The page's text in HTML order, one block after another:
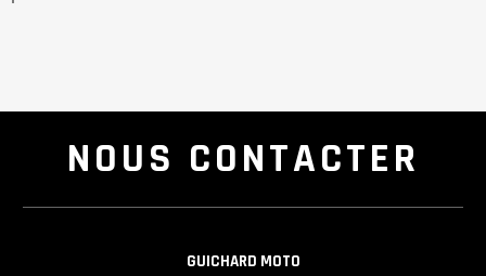
NOUS CONTACTER
GUICHARD MOTO